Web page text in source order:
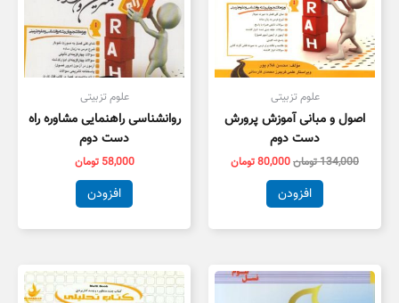
علوم تزبیتی
اصول و مبانی آموزش پرورش
دست دوم
134,000تومان80,000تومان
افزودن
علوم تزبیتی
روانشناسی راهنمایی مشاوره راه
دست دوم
58,000 تومان
افزودن